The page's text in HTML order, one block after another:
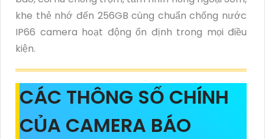
khe thẻ nhớ đến 256GB cùng chuẩn chống nước
IP66 camera hoạt động ổn định trong mọi điều
kiện.
CÁC THÔNG SỐ CHÍNH
CỦA CAMERA BÁO